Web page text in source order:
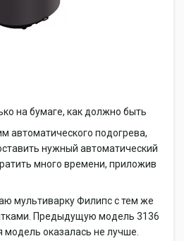
на бумаге, как должно быть
автоматического подогрева,
нужный автоматический
много времени, приложив
мультиварку Филипс с тем же
Предыдущую модель 3136
модель оказалась не лучше.